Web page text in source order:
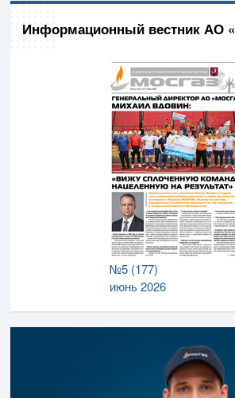
Информационный вестник АО
№5 (177)
июнь 2026